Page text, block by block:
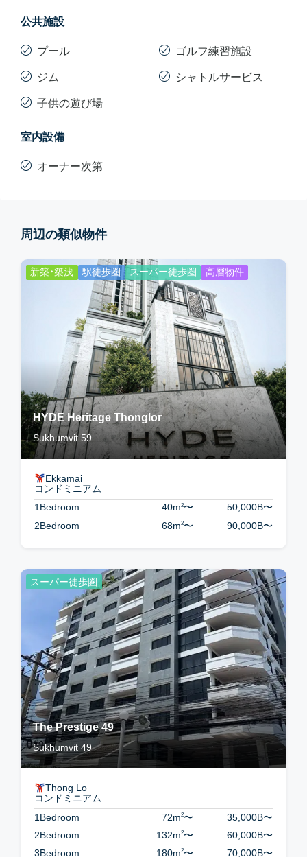
公共施設
プール
ジム
子供の遊び場
ゴルフ練習施設
シャトルサービス
室内設備
オーナー次第
周辺の類似物件
新築・築浅 駅徒歩圏 スーパー徒歩圏 高層物件
HYDE Heritage Thonglor
Sukhumvit 59
Ekkamai
コンドミニアム
1Bedroom
40m2〜 50,000B〜
2Bedroom
68m2〜 90,000B〜
スーパー徒歩圏
The Prestige 49
Sukhumvit 49
Thong Lo
コンドミニアム
1Bedroom
72m2〜 35,000B〜
2Bedroom
132m2〜 60,000B〜
3Bedroom
180m2〜 70,000B〜